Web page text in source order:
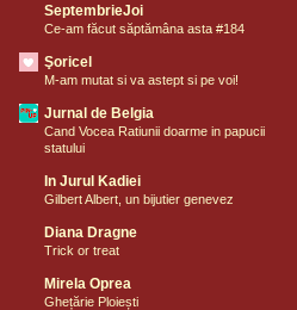
SeptembrieJoi
Ce-am făcut săptămâna asta #184
Şoricel
M-am mutat si va astept si pe voi!
Jurnal de Belgia
Cand Vocea Ratiunii doarme in papucii
statului
In Jurul Kadiei
Gilbert Albert, un bijutier genevez
Diana Dragne
Trick or treat
Mirela Oprea
Ghețărie Ploiești